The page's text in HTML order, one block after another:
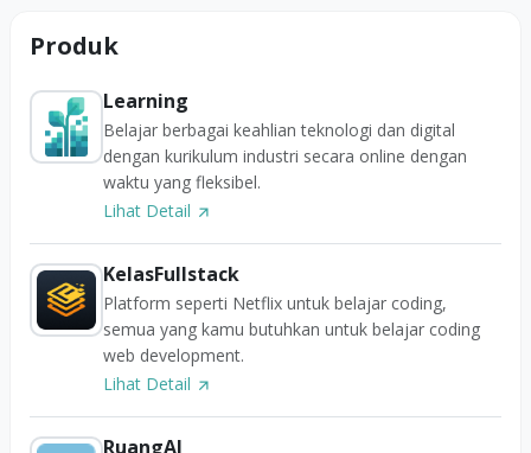
Produk
Learning
Belajar berbagai keahlian teknologi dan digital
dengan kurikulum industri secara online dengan
waktu yang fleksibel.
Lihat Detail
KelasFullstack
Platform seperti Netflix untuk belajar coding,
semua yang kamu butuhkan untuk belajar coding
web development.
Lihat Detail
RuangAI